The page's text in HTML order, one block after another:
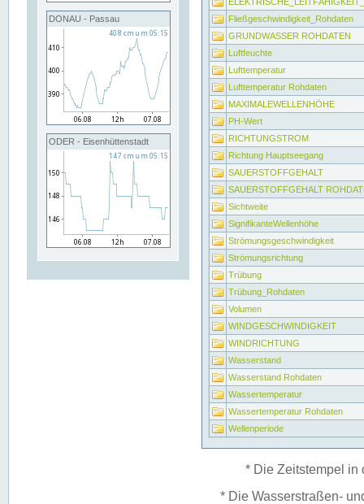
DONAU - Passau
ODER - Eisenhüttenstadt
Fließgeschwindigkeit_Rohdaten
GRUNDWASSER ROHDATEN
Luftfeuchte
Lufttemperatur
Lufttemperatur Rohdaten
MAXIMALEWELLENHÖHE
PH-Wert
RICHTUNGSTROM
Richtung Hauptseegang
SAUERSTOFFGEHALT
SAUERSTOFFGEHALT
Sichtweite
SignifikanteWellenhöhe
Strömungsgeschwindigkeit
Strömungsrichtung
Trübung
Trübung_Rohdaten
Volumen
WINDGESCHWINDIGKEIT
WINDRICHTUNG
Wasserstand
Wasserstand Rohdaten
Wassertemperatur
Wassertemperatur Rohdaten
Wellenperiode
* Die Zeitstempel in
* Die Wasserstraßen-